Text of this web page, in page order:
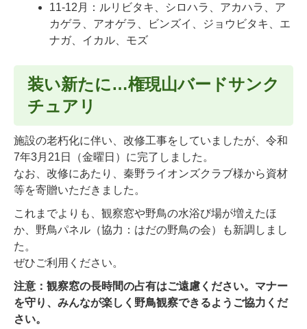
11-12月：ルリビタキ、シロハラ、アカハラ、ア
カゲラ、アオゲラ、ビンズイ、ジョウビタキ、エ
ナガ、イカル、モズ
装い新たに…権現山バードサンク
チュアリ
施設の老朽化に伴い、改修工事をしていましたが、令和
7年3月21日（金曜日）に完了しました。
なお、改修にあたり、秦野ライオンズクラブ様から資材
等を寄贈いただきました。
これまでよりも、観察窓や野鳥の水浴び場が増えたほ
か、野鳥パネル（協力：はだの野鳥の会）も新調しまし
た。
ぜひご利用ください。
注意：観察窓の長時間の占有はご遠慮ください。マナー
を守り、みんなが楽しく野鳥観察できるようご協力くだ
さい。